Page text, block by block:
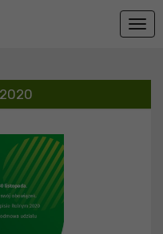
2020